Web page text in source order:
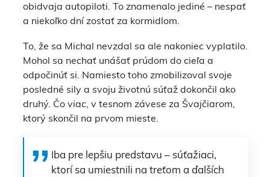
obidvaja autopiloti. To znamenalo jediné – nespať
a niekoľko dní zostať za kormidlom.
To, že sa Michal nevzdal sa ale nakoniec vyplatilo.
Mohol sa nechať unášať prúdom do cieľa a
odpočinúť si. Namiesto toho zmobilizoval svoje
posledné sily a svoju životnú súťaž dokončil ako
druhý. Čo viac, v tesnom závese za Švajčiarom,
ktorý skončil na prvom mieste.
Iba pre lepšiu predstavu – súťažiaci,
ktorí sa umiestnili na treťom a ďalších